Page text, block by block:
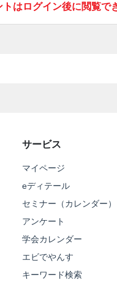
はログイン後に閲覧で
サービス
マイページ
eディテール
セミナー（カレンダー）
アンケート
学会カレンダー
エビでやんす
キーワード検索